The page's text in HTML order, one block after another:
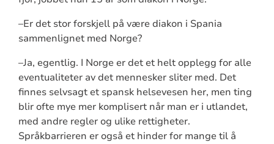
–Er det stor forskjell på være diakon i Spania
sammenlignet med Norge?
–Ja, egentlig. I Norge er det et helt opplegg for alle
eventualiteter av det mennesker sliter med. Det
finnes selvsagt et spansk helsevesen her, men ting
blir ofte mye mer komplisert når man er i utlandet,
med andre regler og ulike rettigheter.
Språkbarrieren er også et hinder for mange til å